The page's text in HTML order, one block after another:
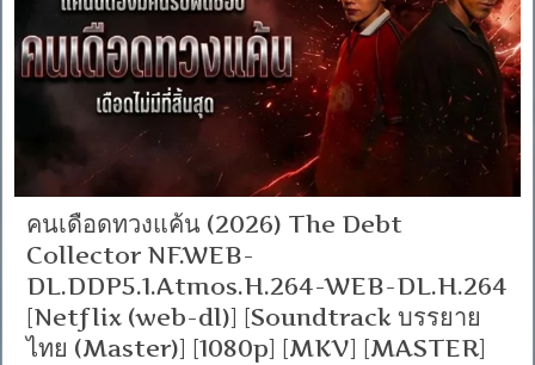
แอมี
DL.DDP5.1.Atmos.H.264
-
WEB-
DL.H.264
[Netflix
[พากย์
บรรยาย
ไทย]
[MASTER]
คนเดือดทวงแค้น (2026) The Debt
Collector NF.WEB-
DL.DDP5.1.Atmos.H.264-WEB-DL.H.264
[Netflix (web-dl)] [Soundtrack บรรยาย
ไทย (Master)] [1080p] [MKV] [MASTER]